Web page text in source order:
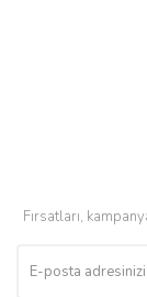
Fırsatları,